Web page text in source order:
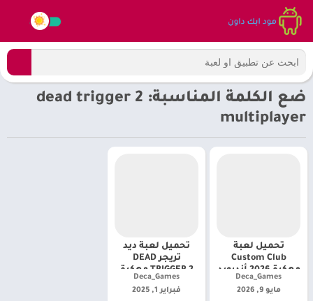
ضع الكلمة المناسبة: dead trigger 2
multiplayer
تحميل لعبة
Custom Club
مهكرة 2026 أندرويد
[ أخر إصدار]
Deca_Games‏
مايو 9, 2026
تحميل لعبة ديد
تريجر DEAD
TRIGGER 2 مهكرة
Deca_Games‏
فبراير 1, 2025